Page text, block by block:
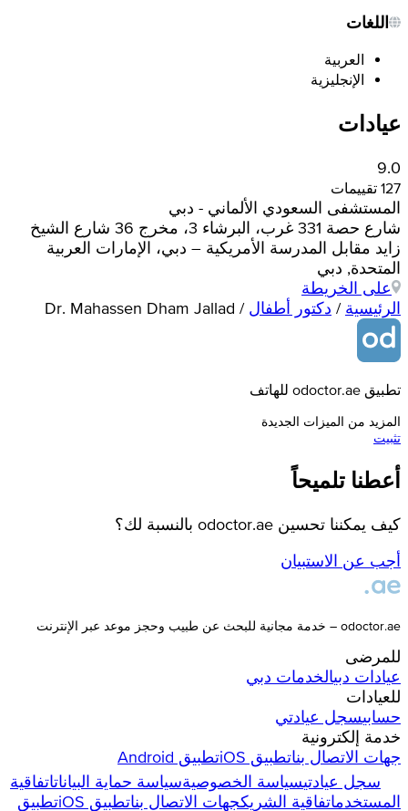
اللغات
العربية
الإنجليزية
عيادات
9.0
127 تقييمات
المستشفى السعودي الألماني - دبي
شارع حصة 331 غرب، البرشاء 3، مخرج 36 شارع الشيخ
زايد مقابل المدرسة الأمريكية – دبي، الإمارات العربية
المتحدة, دبي
على الخريطة
الرئيسية / دكتور أطفال /
Dr. Mahassen Dham Jallad
تطبيق odoctor.ae للهاتف
المزيد من الميزات الجديدة
تثبيت
أعطنا تلميحاً
كيف يمكننا تحسين odoctor.ae بالنسبة لك؟
أجب عن الاستبيان
odoctor.ae – خدمة مجانية للبحث عن طبيب وحجز موعد عبر الإنترنت
للمرضى
عيادات دبيالخدمات دبي
للعيادات
حسابيسجل عيادتي
خدمة إلكترونية
جهات الاتصال بناتطبيق iOS
تطبيق Android
سجل عيادتيسياسة الخصوصيةسياسة حماية البياناتاتفاقية
المستخدماتفاقية الشريكجهات الاتصال بناتطبيق iOS تطبيق